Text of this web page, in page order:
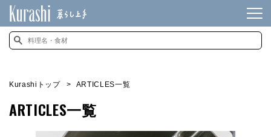
Kurashiトップ ARTICLES一覧
ARTICLES一覧